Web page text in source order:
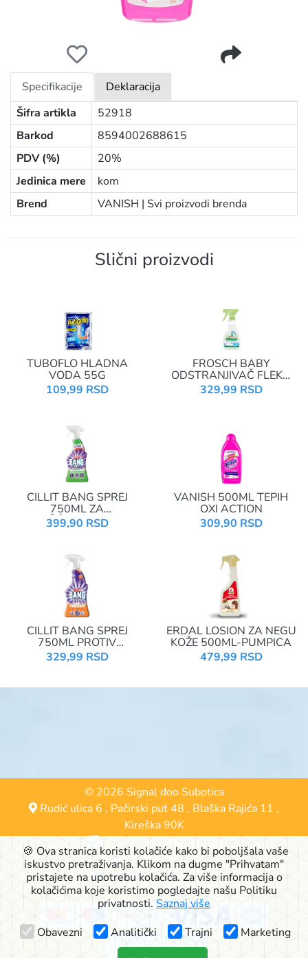
Specifikacije
Deklaracija
Šifra artikla
52918
Barkod
8594002688615
PDV (%)
20%
Jedinica mere
kom
Brend
VANISH | Svi proizvodi brenda
Slični proizvodi
TUBOFLO HLADNA
VODA 55G
109,99 RSD
FROSCH BABY
ODSTRANJIVAČ FLEKA
300ML SPREJ
329,99 RSD
CILLIT BANG SPREJ
750ML ZA
ODMAŠĆIVANJE-ZELENI
399,90 RSD
VANISH 500ML TEPIH
OXI ACTION
309,90 RSD
CILLIT BANG SPREJ
750ML PROTIV
KAMENCA I ZA SJAJ-
NARANDŽASTI
329,99 RSD
ERDAL LOSION ZA NEGU
KOŽE 500ML-PUMPICA
479,99 RSD
© 2026 Signal doo Subotica
Rudić ulica 6 , Pačirski put 48 , Blaška Rajića 11 ,
Kireška 90K
24000 Subotica, Srbija
063-553-574
online@signalshop.rs
🍪 Ova stranica koristi kolačiće kako bi poboljšala vaše
iskustvo pretraživanja. Klikom na dugme "Prihvatam"
pristajete na upotrebu kolačića. Za više informacija o
kolačićima koje koristimo pogledajte našu Politiku
privatnosti. Saznaj više
Obavezni
Analitički Trajni Marketing